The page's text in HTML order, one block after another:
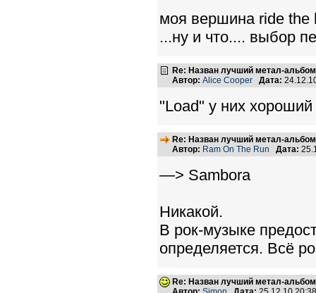
моя вершина ride the
...ну и что.... выбор
Re: Назван лучший метал-
Автор: Alice Cooper Дата:
"Load" у них
Re: Назван лучший метал-
Автор: Ram On The Run Дата:
—> Sambora
Никакой.
В рок-музыке
определяется. Всё
Re: Назван лучший метал-